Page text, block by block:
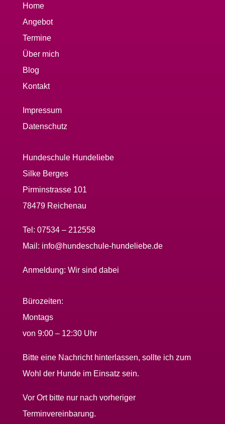
Home
Angebot
Termine
Über mich
Blog
Kontakt
Impressum
Datenschutz
Hundeschule Hundeliebe
Silke Berges
Pirminstrasse 101
78479 Reichenau
Tel: 07534 – 212558
Mail: info@hundeschule-hundeliebe.de
Anmeldung: Wir sind dabei
Bürozeiten:
Montags
von 9:00 – 12:30 Uhr
Bitte eine Nachricht hinterlassen, sollte ich zum
Wohl der Hunde im Einsatz sein.
Vor Ort bitte nur nach vorheriger
Terminvereinbarung.